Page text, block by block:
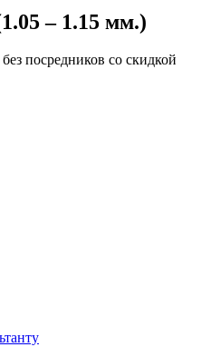
– 1.15 мм.)
посредников со скидкой